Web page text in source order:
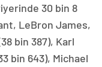
30 bin 8
LeBron James,
bin 387), Karl
bin 643), Michael